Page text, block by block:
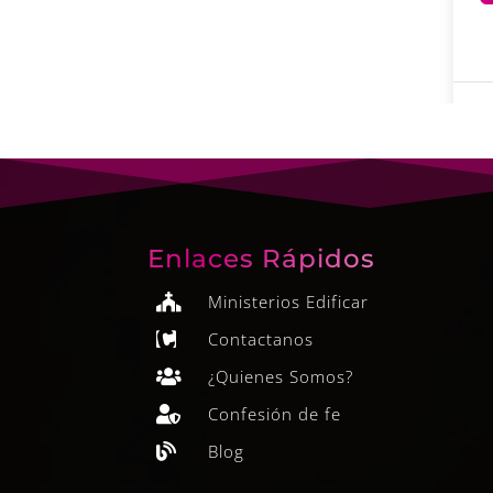
Enlaces Rápidos
 Ministerios Edificar
 Contactanos
 ¿Quienes Somos?
 Confesión de fe
 Blog